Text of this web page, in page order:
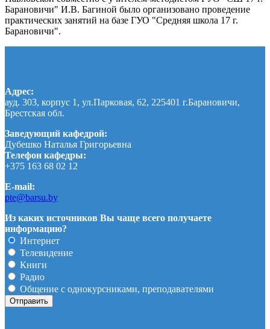
Барановичи" И.В. Багиной было организовано проведение
практических занятий на базе ГУО "Средняя школа 17 г.
Барановичи".
Адрес:
ауд. 303, корпус 1, ул.Парковая, 62, 225401 г.Барановичи,
Брестская обл.
Заведующий кафедрой:
Дубешко Наталья Григорьевна
Телефон кафедры:
+375 163 68 02 12
E-mail:
pte@barsu.by
Из каких источников Вы чаще всего получаете
информацию?
Интернет
Телевидение
Книги
Радио
Общение с однокурсниками, преподавателями